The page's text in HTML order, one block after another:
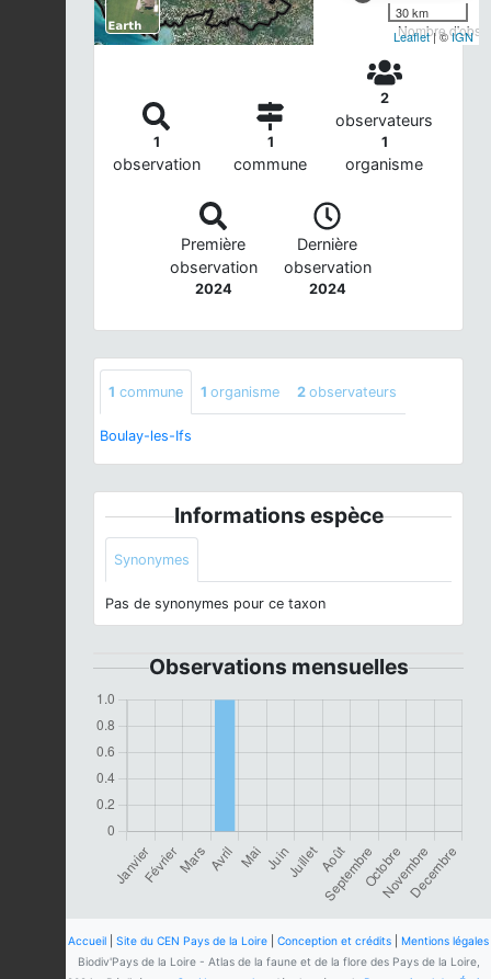
Nombre
30 km
Leaflet| ©IGN
1
observation
1
commune
2
observateurs
1
organisme
Première
observation
2024
Dernière
observation
2024
1 commune 1 organisme 2 observateurs
Boulay-les-Ifs
Informations espèce
Synonymes
Pas de synonymes pour ce taxon
Observations mensuelles
Accueil Site du CEN Pays de la Loire Conception et crédits
Mentions légales
Biodiv'Pays de la Loire - Atlas de la faune et de la flore des Pays de la Loire,